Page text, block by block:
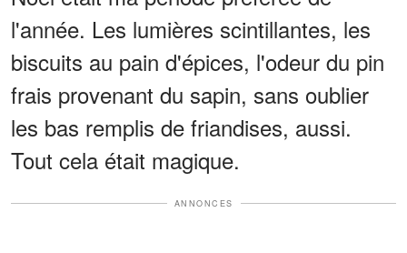
l'année. Les lumières scintillantes, les
biscuits au pain d'épices, l'odeur du pin
frais provenant du sapin, sans oublier
les bas remplis de friandises, aussi.
Tout cela était magique.
ANNONCES